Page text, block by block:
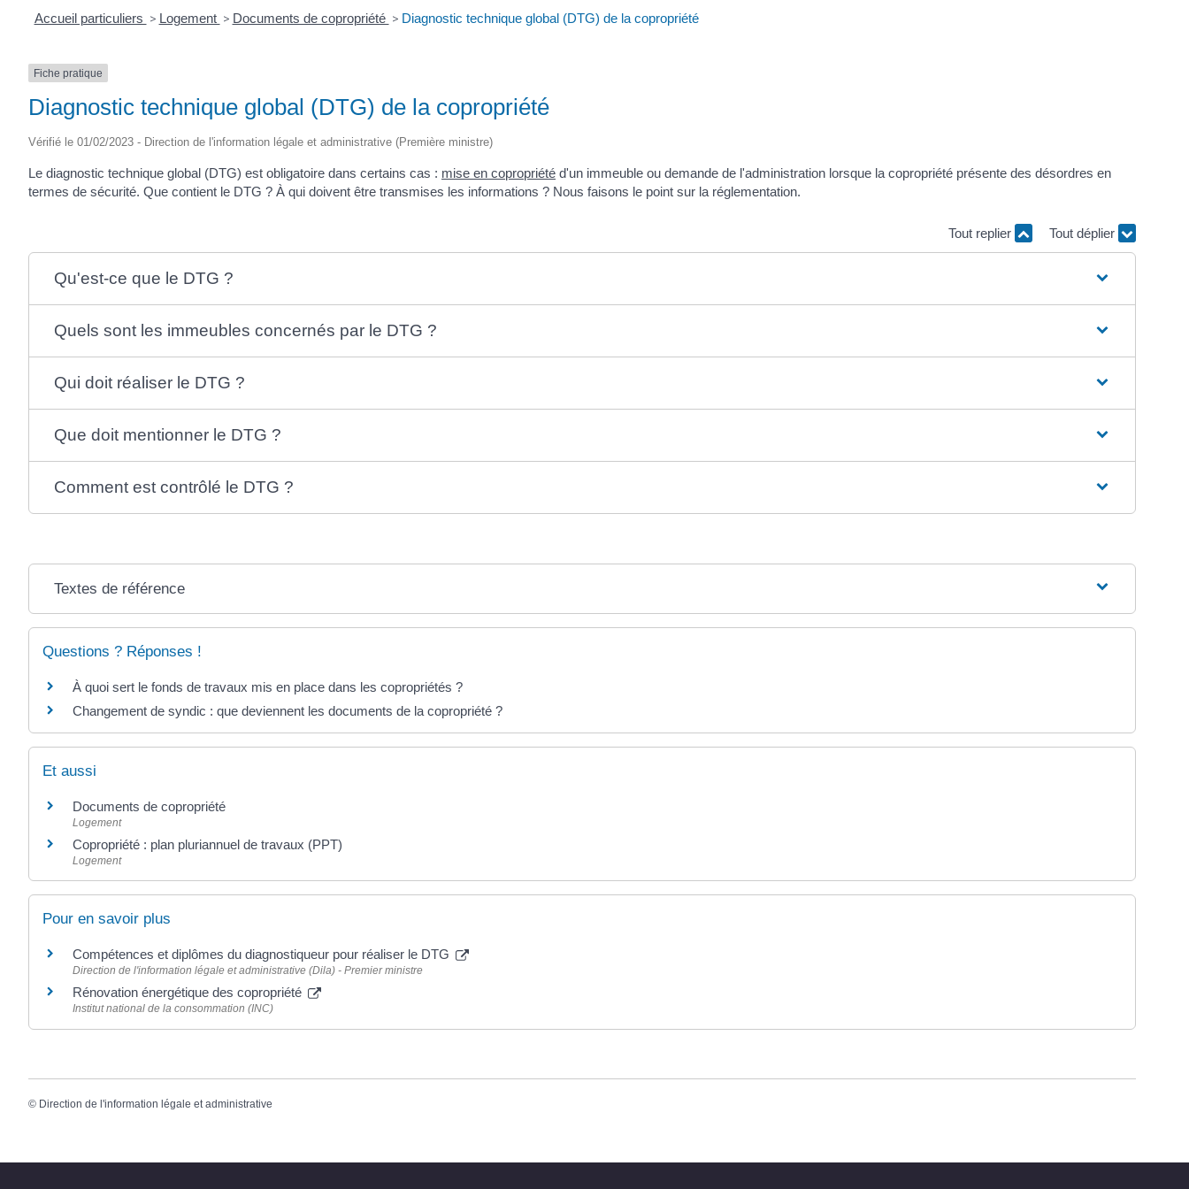
Accueil particuliers > Logement > Documents de copropriété > Diagnostic technique global (DTG) de la copropriété
Fiche pratique
Diagnostic technique global (DTG) de la copropriété
Vérifié le 01/02/2023 - Direction de l'information légale et administrative (Première ministre)
Le diagnostic technique global (DTG) est obligatoire dans certains cas : mise en copropriété d'un immeuble ou demande de l'administration lorsque la copropriété présente des désordres en
termes de sécurité. Que contient le DTG ? À qui doivent être transmises les informations ? Nous faisons le point sur la réglementation.
Tout replier Tout déplier
Qu'est-ce que le DTG ?
Quels sont les immeubles concernés par le DTG ?
Qui doit réaliser le DTG ?
Que doit mentionner le DTG ?
Comment est contrôlé le DTG ?
Textes de référence
Questions ? Réponses !
À quoi sert le fonds de travaux mis en place dans les copropriétés ?
Changement de syndic : que deviennent les documents de la copropriété ?
Et aussi
Documents de copropriété
Logement
Copropriété : plan pluriannuel de travaux (PPT)
Logement
Pour en savoir plus
Compétences et diplômes du diagnostiqueur pour réaliser le DTG
Direction de l'information légale et administrative (Dila) - Premier ministre
Rénovation énergétique des copropriété
Institut national de la consommation (INC)
© Direction de l'information légale et administrative